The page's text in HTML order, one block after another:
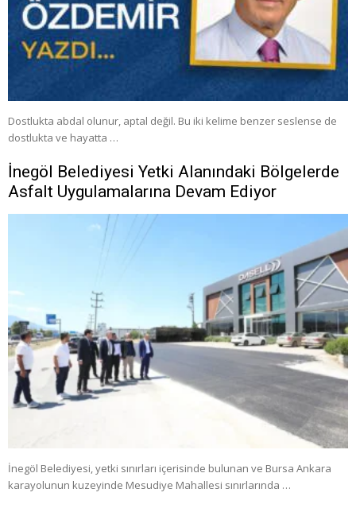
Dostlukta abdal olunur, aptal değil. Bu iki kelime benzer seslense de
dostlukta ve hayatta …
İnegöl Belediyesi Yetki Alanındaki Bölgelerde
Asfalt Uygulamalarına Devam Ediyor
İnegöl Belediyesi, yetki sınırları içerisinde bulunan ve Bursa Ankara
karayolunun kuzeyinde Mesudiye Mahallesi sınırlarında …